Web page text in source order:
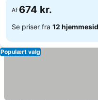
Af 674 kr.
Se priser fra 12
Populært valg